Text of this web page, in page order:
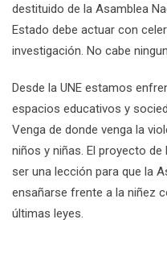
destituido de la Asamblea
Estado debe actuar con
investigación. No cabe
Desde la UNE estamos
espacios educativos y
Venga de donde venga la
niños y niñas. El proyecto
ser una lección para que la
ensañarse frente a la niñez
últimas leyes.